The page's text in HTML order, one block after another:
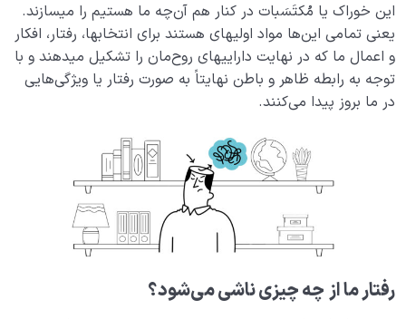
رابطه ظاهر و باطن چگونه رابطه‌ای است، کسب‌های ما
چگونه باطنمان را میسازند؟
نقش اندازه در زندگی ما و جهان خلقت چیست؟
دلایل عقلی اثبات معاد چیست؟ آیا عالمی غیر از دنیا وجود
ویژگی‌های آخرت چیست؟ عالم پس از مرگ چه جور جایی
مهم‌ترین ویژگی‌ها و شباهت‌های دنیا و آخرت چیست؟
این خوراک­ یا مُکتَسَبات در کنار هم آن‌چه ما هستیم را می­سازند.
یعنی تمامی این‌ها مواد اولیه­ای هستند برای انتخاب­ها، رفتار، افکار
و اعمال ما که در نهایت دارایی­های روح‌مان را تشکیل می­دهند و با
توجه به رابطه ظاهر و باطن نهایتاً به صورت رفتار یا ویژگی‌هایی
در ما بروز پیدا می‌کنند.
رفتار ما از چه چیزی ناشی می‌شود؟